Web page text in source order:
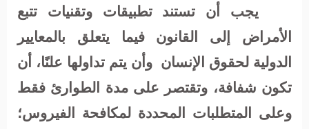
يجب أن تستند تطبيقات وتقنيات تتبع
الأمراض إلى القانون فيما يتعلق بالمعايير
الدولية لحقوق الإنسان وأن يتم تداولها علنًا، أن
تكون شفافة، وتقتصر على مدة الطوارئ فقط
وعلى المتطلبات المحددة لمكافحة الفيروس؛